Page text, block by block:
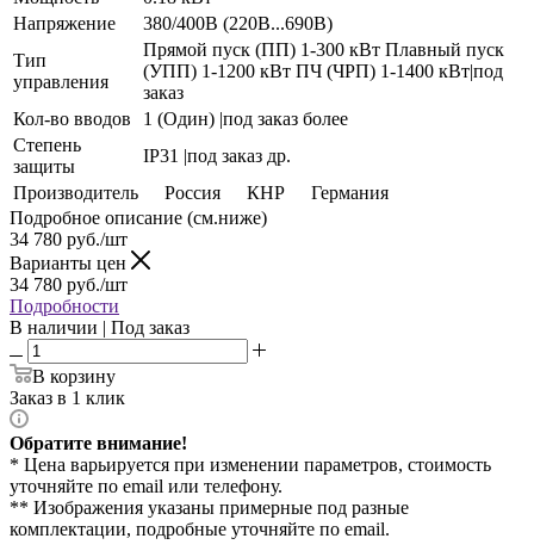
Напряжение
380/400В (220В...690В)
Тип
управления
Прямой пуск (ПП) 1-300 кВт Плавный пуск
(УПП) 1-1200 кВт ПЧ (ЧРП) 1-1400 кВт|под
заказ
Кол-во вводов
1 (Один) |под заказ более
Степень
защиты
IP31 |под заказ др.
Производитель
Россия КНР
Германия
Подробное описание (см.ниже)
34 780 руб./шт
Варианты цен
34 780 руб./шт
Подробности
В наличии | Под заказ
В корзину
Заказ в 1 клик
Обратите внимание!
* Цена варьируется при изменении параметров, стоимость
уточняйте по email или телефону.
** Изображения указаны примерные под разные
комплектации, подробные уточняйте по email.